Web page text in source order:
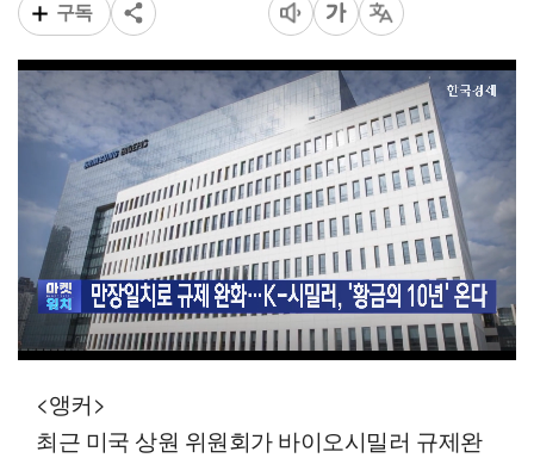
구독
00:12
<앵커>
최근 미국 상원 위원회가 바이오시밀러 규제완